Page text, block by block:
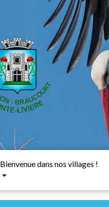
Bienvenue dans nos villages !